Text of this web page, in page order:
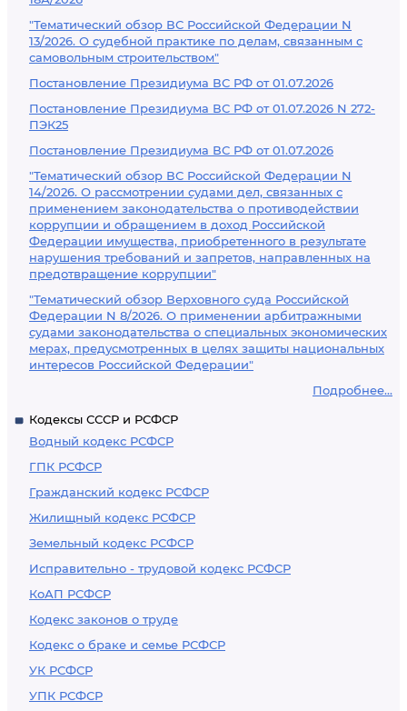
"Тематический обзор ВС Российской Федерации N
13/2026. О судебной практике по делам, связанным с
самовольным строительством"
Постановление Президиума ВС РФ от 01.07.2026
Постановление Президиума ВС РФ от 01.07.2026 N 272-
ПЭК25
Постановление Президиума ВС РФ от 01.07.2026
"Тематический обзор ВС Российской Федерации N
14/2026. О рассмотрении судами дел, связанных с
применением законодательства о противодействии
коррупции и обращением в доход Российской
Федерации имущества, приобретенного в результате
нарушения требований и запретов, направленных на
предотвращение коррупции"
"Тематический обзор Верховного суда Российской
Федерации N 8/2026. О применении арбитражными
судами законодательства о специальных экономических
мерах, предусмотренных в целях защиты национальных
интересов Российской Федерации"
Подробнее...
Кодексы СССР и РСФСР
Водный кодекс РСФСР
ГПК РСФСР
Гражданский кодекс РСФСР
Жилищный кодекс РСФСР
Земельный кодекс РСФСР
Исправительно - трудовой кодекс РСФСР
КоАП РСФСР
Кодекс законов о труде
Кодекс о браке и семье РСФСР
УК РСФСР
УПК РСФСР